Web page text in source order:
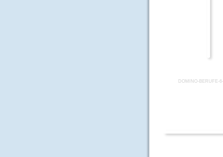
DOMINO-BERUFE-